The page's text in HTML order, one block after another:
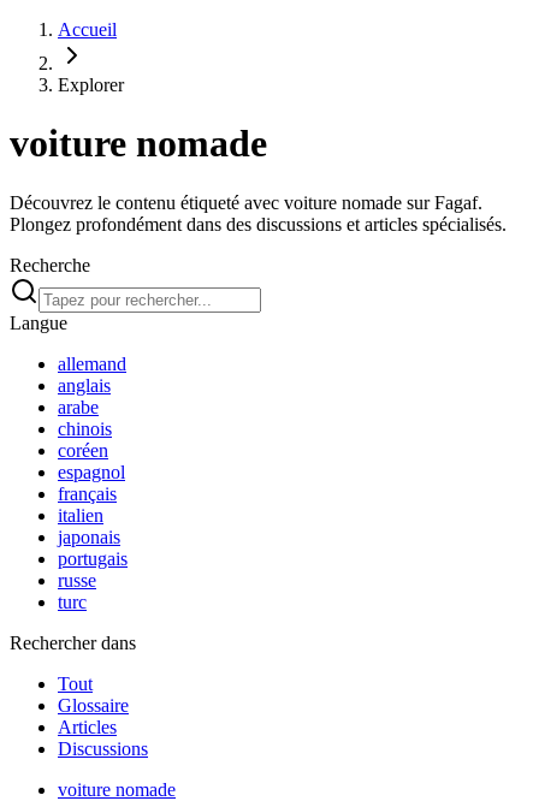
Accueil
Explorer
voiture nomade
Découvrez le contenu étiqueté avec voiture nomade sur Fagaf.
Plongez profondément dans des discussions et articles spécialisés.
Recherche
Langue
allemand
anglais
arabe
chinois
coréen
espagnol
français
italien
japonais
portugais
russe
turc
Rechercher dans
Tout
Glossaire
Articles
Discussions
voiture nomade